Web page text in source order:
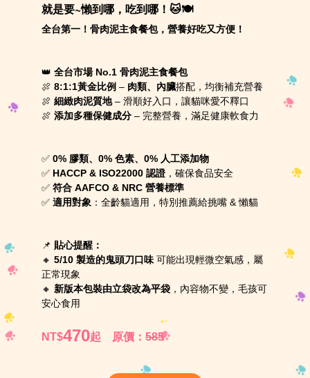
就是要~懶到哪，吃到哪！🐱🍽️
全台第一！骨肉泥主食餐包，營養好吃又方便！
👑 全台市場 No.1 骨肉泥主食餐包
🍖 8:1:1黃金比例 – 肉類、內臟搭配，均衡補充營養
🍖 細緻肉泥質地– 滑順好入口，讓貓咪愛不釋口
🍖 添加多種保健成分 – 完整營養，滿足健康軟食力
✅ 0% 膠類、0% 色素、0% 人工添加物
✅ HACCP & ISO22000 認證，確保食品安全
✅ 符合 AAFCO & NRC 營養標準
✅ 適用對象 ：全齡貓適用，特別推薦給挑嘴 & 懶貓
📌 貼心提醒：
🔸 5/10 製造的鬼頭刀口味 可能出現輕微空氣感，屬
正常現象
🔸 新版本包裝由立袋改為平袋 ，內容物不變，毛孩可
安心食用
NT$470起 原價： 585